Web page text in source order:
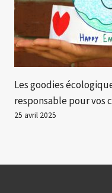
Les goodies
responsable pour vos
25 avril 2025